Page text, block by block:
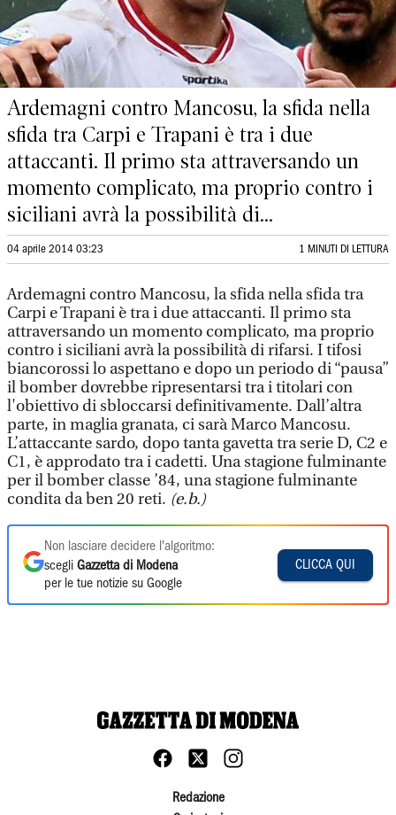
Ardemagni contro Mancosu, la sfida nella
sfida tra Carpi e Trapani è tra i due
attaccanti. Il primo sta attraversando un
momento complicato, ma proprio contro i
siciliani avrà la possibilità di...
04 aprile 2014 03:23 1 MINUTI DI LETTURA
Ardemagni contro Mancosu, la sfida nella sfida tra
Carpi e Trapani è tra i due attaccanti. Il primo sta
attraversando un momento complicato, ma proprio
contro i siciliani avrà la possibilità di rifarsi. I tifosi
biancorossi lo aspettano e dopo un periodo di “pausa”
il bomber dovrebbe ripresentarsi tra i titolari con
l'obiettivo di sbloccarsi definitivamente. Dall’altra
parte, in maglia granata, ci sarà Marco Mancosu.
L’attaccante sardo, dopo tanta gavetta tra serie D, C2 e
C1, è approdato tra i cadetti. Una stagione fulminante
per il bomber classe ’84, una stagione fulminante
condita da ben 20 reti. (e.b.)
Non lasciare decidere l'algoritmo:
scegli Gazzetta di Modena
per le tue notizie su Google
CLICCA QUI
Redazione